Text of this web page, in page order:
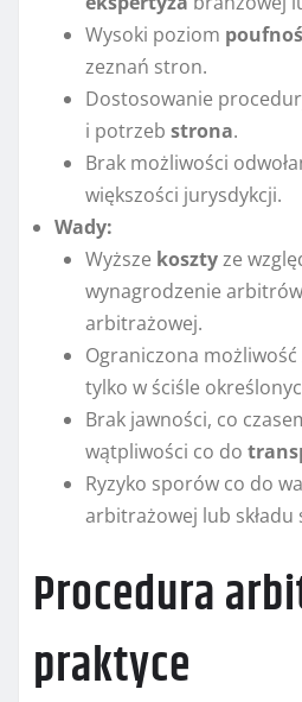
Wysoki poziom
zeznań stron.
Dostosowanie
i potrzeb strona.
Brak możliwości
większości jurysdykcji.
Wady:
Wyższe kosztyze
wynagrodzenie
arbitrażowej.
Ograniczona
tylko w ściśle
Brak jawności, co
wątpliwości co do
Ryzyko sporów co do
arbitrażowej lub
Procedura
praktyce